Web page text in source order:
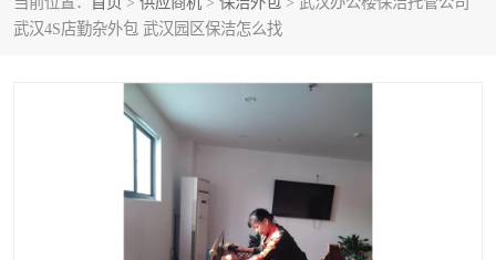
武汉4S店勤杂外包 武汉园区保洁怎么找